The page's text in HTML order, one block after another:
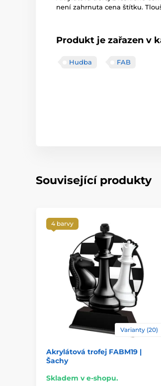
není zahrnuta cena štítku.
Produkt je zařazen v
Hudba FAB
Související produkty
4 barvy
Varianty (20)
Akrylátová trofej FABM19 |
Šachy
Skladem v e-shopu.